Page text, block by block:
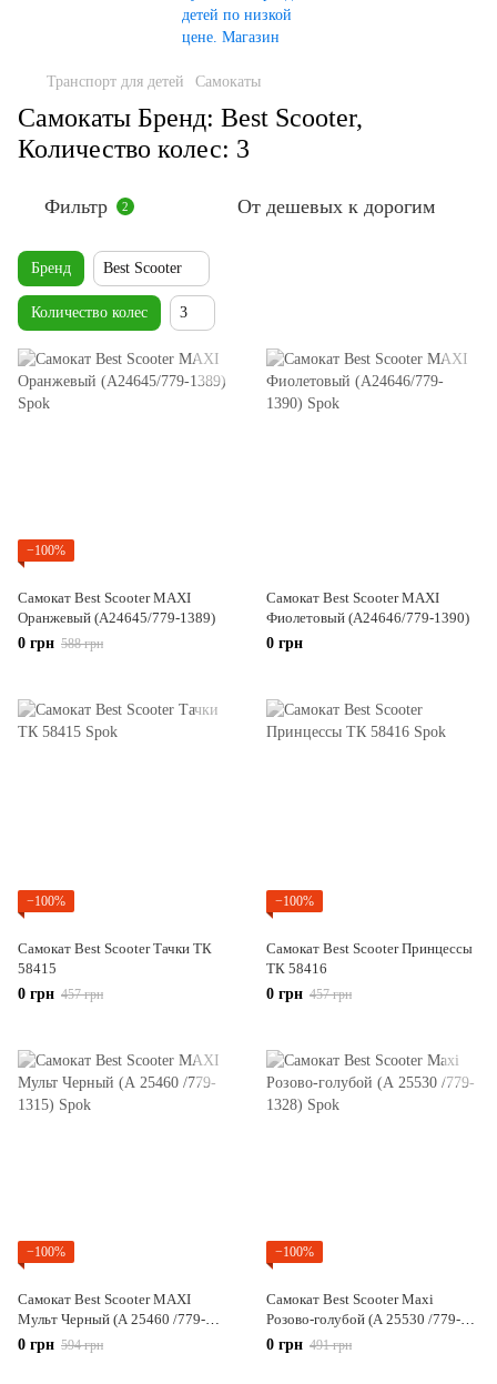
Транспорт для детей Самокаты
Самокаты Бренд: Best Scooter,
Количество колес: 3
Фильтр 2 От дешевых к дорогим
Бренд Best Scooter
Количество колес 3
−100%
Самокат Best Scooter MAXI
Оранжевый (А24645/779-1389)
0 грн 588 грн
Самокат Best Scooter MAXI
Фиолетовый (А24646/779-1390)
0 грн
−100%
Самокат Best Scooter Тачки ТК
58415
0 грн 457 грн
−100%
Самокат Best Scooter Принцессы
ТК 58416
0 грн 457 грн
−100%
Самокат Best Scooter MAXI
Мульт Черный (А 25460 /779-
1315)
0 грн 594 грн
−100%
Самокат Best Scooter Maxi
Розово-голубой (А 25530 /779-
1328)
0 грн 491 грн